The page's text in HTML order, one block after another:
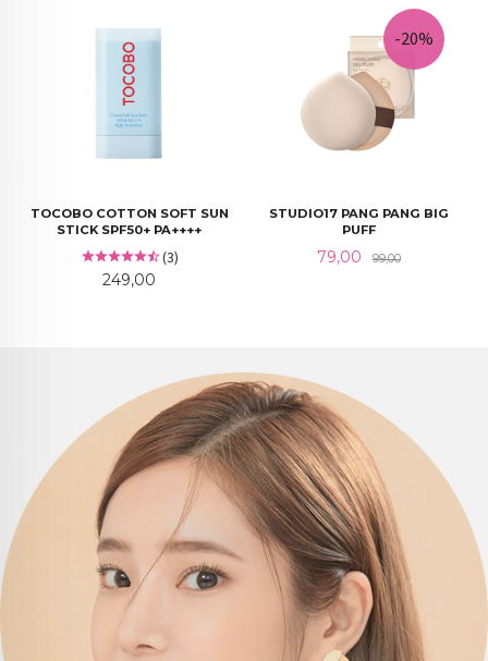
TOCOBO COTTON SOFT SUN
STICK SPF50+ PA++++
(3)
Pris
249,00
STUDIO17 PANG PANG BIG
PUFF
Tilbud
79,00 99,00Rabatt
-20%